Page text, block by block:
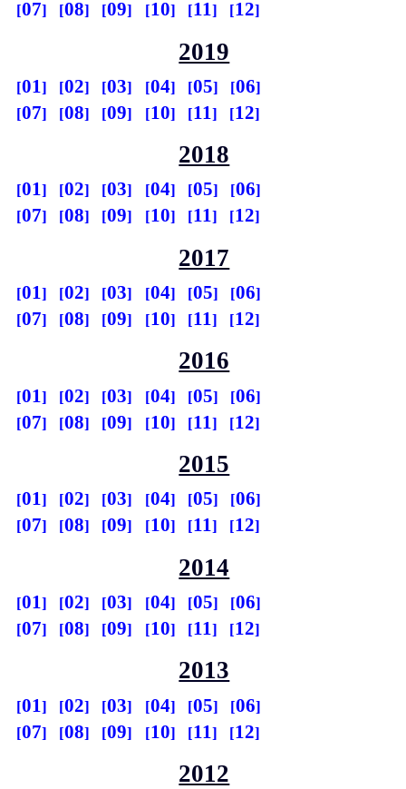
07 08 09 10 11 12
2019
01 02 03 04 05
06
07
08 09 10 11 12
2018
01 02 03 04 05
06
07
08 09 10 11 12
2017
01 02 03 04 05
06
07
08 09 10 11 12
2016
01 02 03 04 05
06
07
08 09 10 11 12
2015
01 02 03 04 05
06
07
08 09 10 11 12
2014
01 02 03 04 05
06
07
08 09 10 11 12
2013
01 02 03 04 05
06
07
08 09 10 11 12
2012